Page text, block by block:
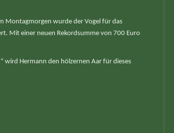
Montagmorgen wurde der Vogel für das
Mit einer neuen Rekordsumme von 700 Euro
wird Hermann den hölzernen Aar für dieses